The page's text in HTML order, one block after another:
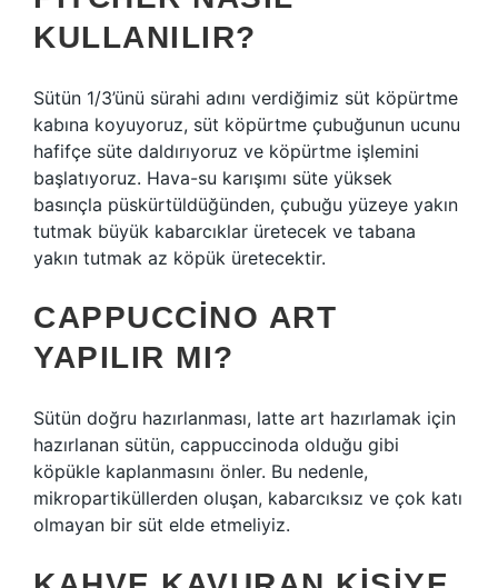
KULLANILIR?
Sütün 1/3’ünü sürahi adını verdiğimiz süt köpürtme
kabına koyuyoruz, süt köpürtme çubuğunun ucunu
hafifçe süte daldırıyoruz ve köpürtme işlemini
başlatıyoruz. Hava-su karışımı süte yüksek
basınçla püskürtüldüğünden, çubuğu yüzeye yakın
tutmak büyük kabarcıklar üretecek ve tabana
yakın tutmak az köpük üretecektir.
CAPPUCCINO ART
YAPILIR MI?
Sütün doğru hazırlanması, latte art hazırlamak için
hazırlanan sütün, cappuccinoda olduğu gibi
köpükle kaplanmasını önler. Bu nedenle,
mikropartiküllerden oluşan, kabarcıksız ve çok katı
olmayan bir süt elde etmeliyiz.